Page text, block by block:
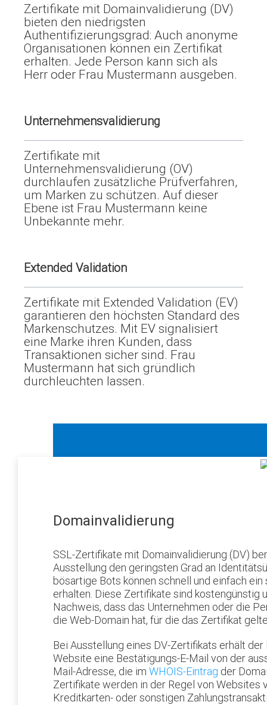
Zertifikate mit Domainvalidierung (DV)
bieten den niedrigsten
Authentifizierungsgrad: Auch anonyme
Organisationen können ein Zertifikat
erhalten. Jede Person kann sich als
Herr oder Frau Mustermann ausgeben.
Unternehmensvalidierung
Zertifikate mit
Unternehmensvalidierung (OV)
durchlaufen zusätzliche Prüfverfahren,
um Marken zu schützen. Auf dieser
Ebene ist Frau Mustermann keine
Unbekannte mehr.
Extended Validation
Zertifikate mit Extended Validation (EV)
garantieren den höchsten Standard des
Markenschutzes. Mit EV signalisiert
eine Marke ihren Kunden, dass
Transaktionen sicher sind. Frau
Mustermann hat sich gründlich
durchleuchten lassen.
Domainvalidierung
SSL-Zertifikate mit Domainvalidierung (DV)
Ausstellung den geringsten Grad an
bösartige Bots können schnell und einfach
erhalten. Diese Zertifikate sind kostengünstig
Nachweis, dass das Unternehmen oder die
die Web-Domain hat, für die das Zertifikat
Bei Ausstellung eines DV-Zertifikats erhält
Website eine Bestätigungs-E-Mail von der
Mail-Adresse, die im WHOIS-Eintrag der
Zertifikate werden in der Regel von Websites
Kreditkarten- oder sonstigen